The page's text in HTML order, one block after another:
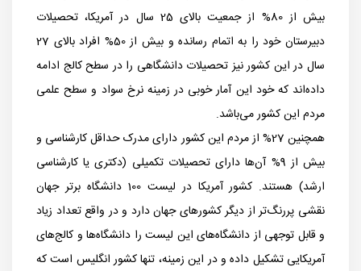
بیش از 80% از جمعیت بالای 25 سال در آمریکا، تحصیلات
دبیرستان خود را به اتمام رسانده و بیش از 50% افراد بالای 27
سال در این کشور نیز تحصیلات دانشگاهی را در سطح کالج ادامه
داده‌اند که خود این آمار خوبی در زمینه نرخ سواد و سطح علمی
مردم این کشور می‌باشد.
همچنین 27% از مردم این کشور دارای مدرک حداقل کارشناسی و
بیش از 9% آن‌ها دارای تحصیلات تکمیلی (دکتری یا کارشناسی
ارشد) هستند. کشور آمریکا در لیست 100 دانشگاه برتر جهان
نقشی پررنگ‌تر از دیگر کشورهای جهان دارد و در واقع تعداد زیاد
و قابل توجهی از دانشگاه‌های این لیست را دانشگاه‌ها و کالج‌های
آمریکایی تشکیل داده و در این زمینه، تنها کشور انگلیس است که